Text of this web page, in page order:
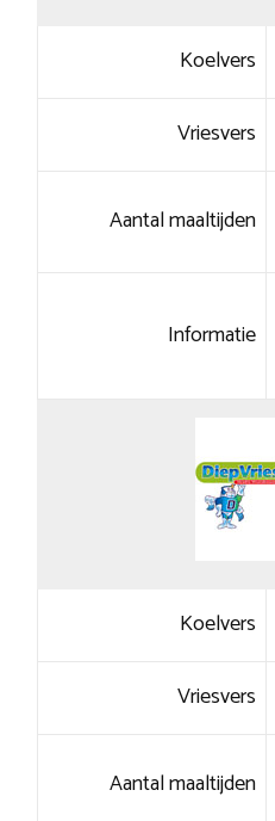
Koelvers
Vriesvers
Aantal maaltijden
Informatie
Koelvers
Vriesvers
Aantal maaltijden